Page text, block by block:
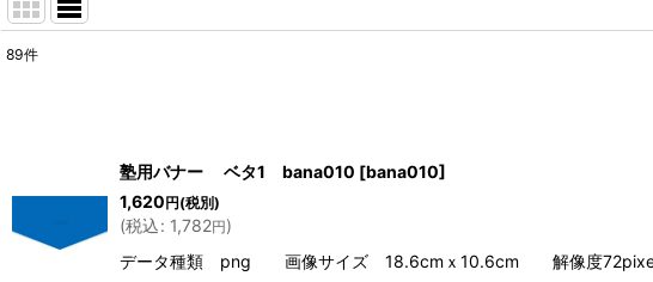
89件
塾用バナー ベタ1 bana010 [bana010]
1,620円(税別)
(税込: 1,782円)
データ種類 png 画像サイズ 18.6cmｘ10.6cm 解像度72pixel